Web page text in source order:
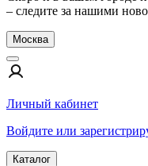
– следите за нашими
Москва
Личный кабинет
Войдите или
Каталог